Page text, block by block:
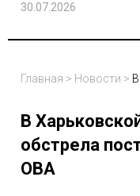
30.07.2026
Главная > Новости >
В
обстрела
ОВА